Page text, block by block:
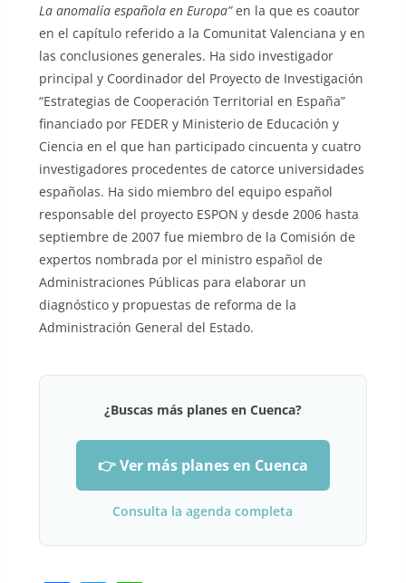
La anomalía española en Europa”en la que es coautor
en el capítulo referido a la Comunitat Valenciana y en
las conclusiones generales. Ha sido investigador
principal y Coordinador del Proyecto de Investigación
“Estrategias de Cooperación Territorial en España”
financiado por FEDER y Ministerio de Educación y
Ciencia en el que han participado cincuenta y cuatro
investigadores procedentes de catorce universidades
españolas. Ha sido miembro del equipo español
responsable del proyecto ESPON y desde 2006 hasta
septiembre de 2007 fue miembro de la Comisión de
expertos nombrada por el ministro español de
Administraciones Públicas para elaborar un
diagnóstico y propuestas de reforma de la
Administración General del Estado.
¿Buscas más planes en Cuenca?
👉 Ver más planes en Cuenca
Consulta la agenda completa